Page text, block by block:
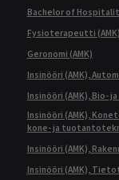
Bachelor of
Fysioterapeutti (AMK)
Geronomi (AMK)
Insinööri (AMK),
Insinööri (AMK), Bio-
Insinööri (AMK),
kone- ja
Insinööri (AMK),
Insinööri (AMK),